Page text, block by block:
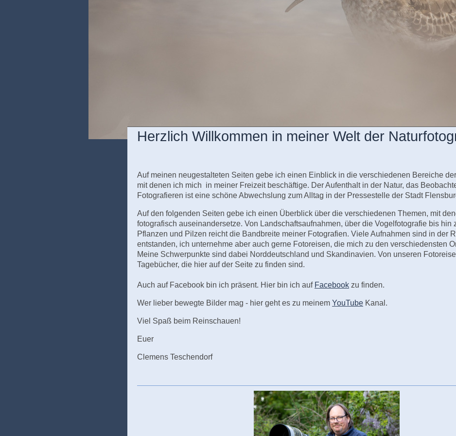
Herzlich Willkommen in meiner Welt der
Auf meinen neugestalteten Seiten gebe ich einen Einblick in die verschiedenen Bereiche
mit denen ich mich in meiner Freizeit beschäftige. Der Aufenthalt in der Natur, das
Fotografieren ist eine schöne Abwechslung zum Alltag in der Pressestelle der Stadt
Auf den folgenden Seiten gebe ich einen Überblick über die verschiedenen Themen, mit
fotografisch auseinandersetze. Von Landschaftsaufnahmen, über die Vogelfotografie bis hin
Pflanzen und Pilzen reicht die Bandbreite meiner Fotografien. Viele Aufnahmen sind in der
entstanden, ich unternehme aber auch gerne Fotoreisen, die mich zu den verschiedensten
Meine Schwerpunkte sind dabei Norddeutschland und Skandinavien. Von unseren
Tagebücher, die hier auf der Seite zu finden sind.
Auch auf Facebook bin ich präsent. Hier bin ich auf Facebook zu finden.
Wer lieber bewegte Bilder mag - hier geht es zu meinem YouTube Kanal.
Viel Spaß beim Reinschauen!
Euer
Clemens Teschendorf